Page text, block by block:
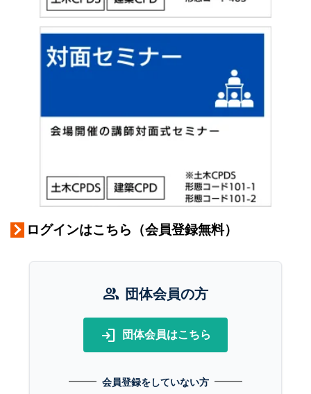
ログインはこちら（会員登録無料）
group 団体会員の方
login 団体会員はこちら
会員登録をしていない方